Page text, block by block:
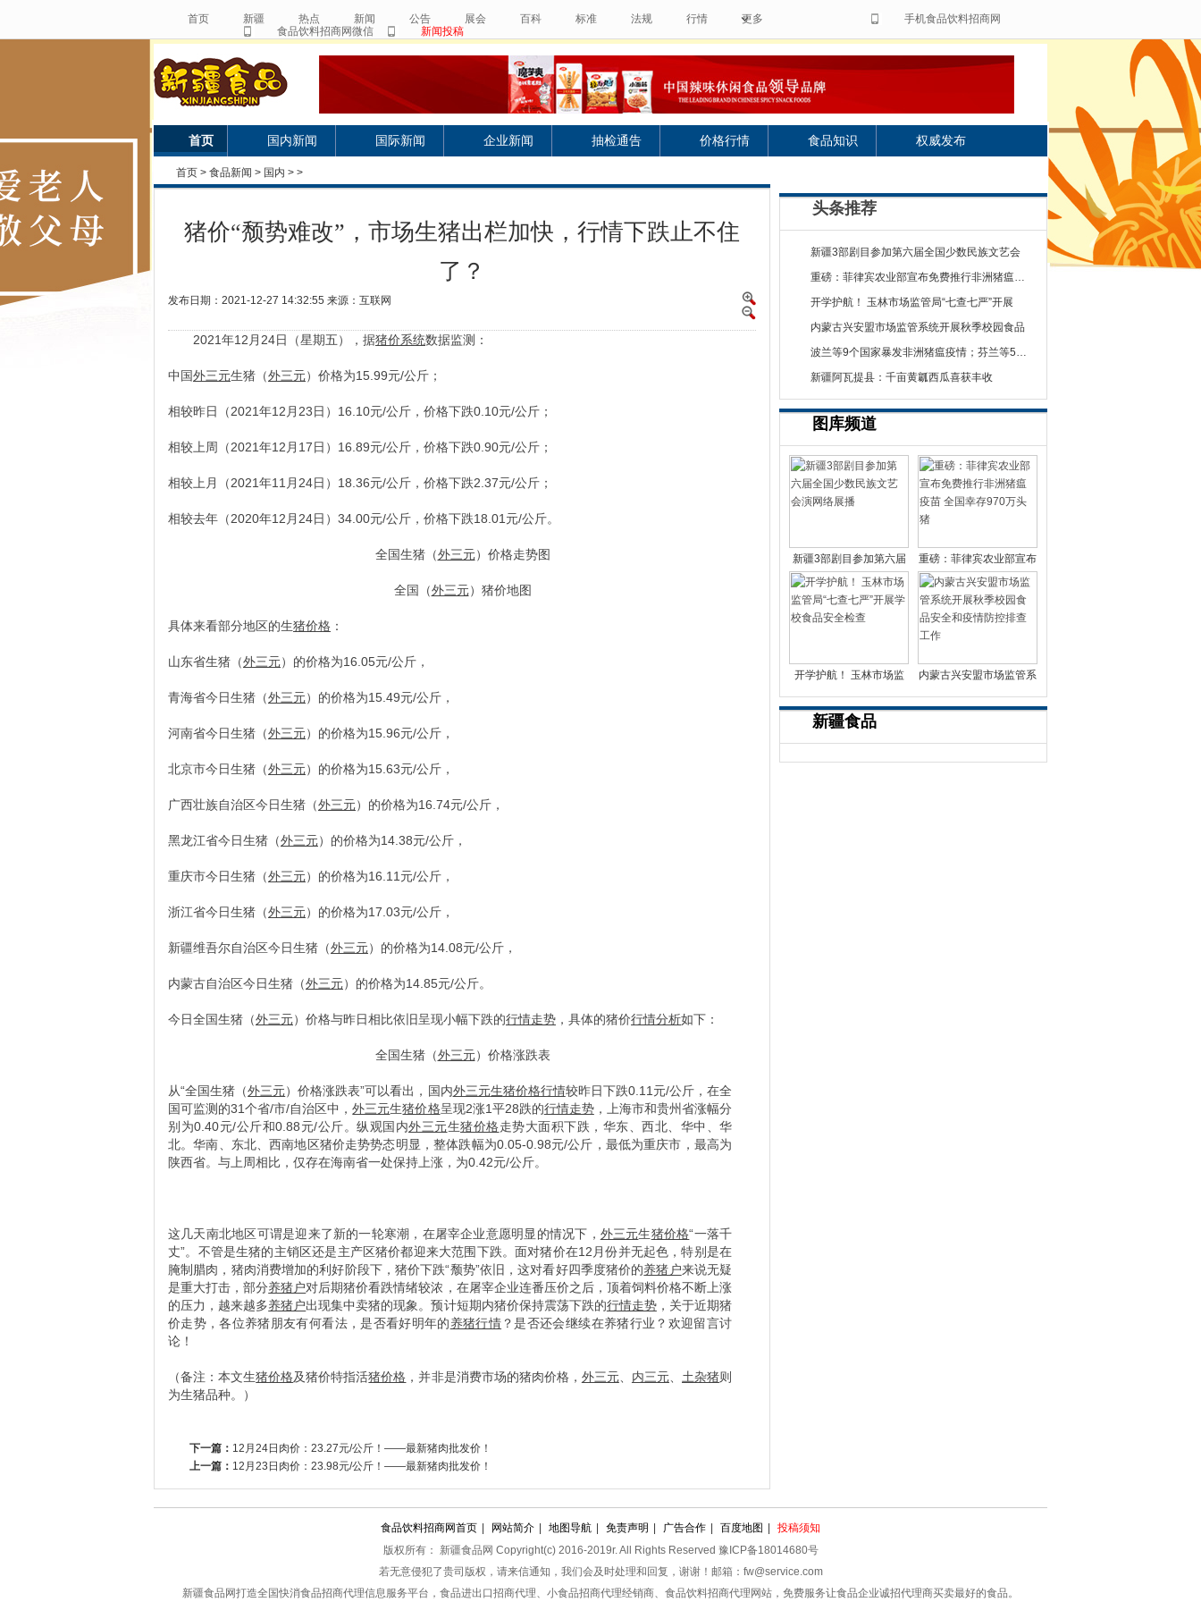
首页 新疆 热点 新闻 公告 展会 百科 标准 法规 行情 更多
手机食品饮料招商网
食品饮料招商网微信
新闻投稿
首页 国内新闻 国际新闻 企业新闻 抽检通告 价格行情 食品知识 权威发布
首页 > 食品新闻 > 国内 > >
猪价“颓势难改”，市场生猪出栏加快，行情下跌止不住
了？
发布日期：2021-12-27 14:32:55 来源：互联网
2021年12月24日（星期五），据猪价系统数据监测：
中国外三元生猪（外三元）价格为15.99元/公斤；
相较昨日（2021年12月23日）16.10元/公斤，价格下跌0.10元/公斤；
相较上周（2021年12月17日）16.89元/公斤，价格下跌0.90元/公斤；
相较上月（2021年11月24日）18.36元/公斤，价格下跌2.37元/公斤；
相较去年（2020年12月24日）34.00元/公斤，价格下跌18.01元/公斤。
全国生猪（外三元）价格走势图
全国（外三元）猪价地图
具体来看部分地区的生猪价格 ：
山东省生猪（外三元）的价格为16.05元/公斤，
青海省今日生猪（外三元）的价格为15.49元/公斤，
河南省今日生猪（外三元）的价格为15.96元/公斤，
北京市今日生猪（外三元）的价格为15.63元/公斤，
广西壮族自治区今日生猪（外三元）的价格为16.74元/公斤，
黑龙江省今日生猪（外三元）的价格为14.38元/公斤，
重庆市今日生猪（外三元）的价格为16.11元/公斤，
浙江省今日生猪（外三元）的价格为17.03元/公斤，
新疆维吾尔自治区今日生猪（外三元）的价格为14.08元/公斤，
内蒙古自治区今日生猪（外三元）的价格为14.85元/公斤。
今日全国生猪（外三元）价格与昨日相比依旧呈现小幅下跌的行情走势 ，具体的猪价行情分析如下：
全国生猪（外三元）价格涨跌表
从“全国生猪（外三元）价格涨跌表”可以看出，国内外三元生猪价格行情较昨日下跌0.11元/公斤，在全
国可监测的31个省/市/自治区中，外三元生猪价格呈现2涨1平28跌的行情走势，上海市和贵州省涨幅分
别为0.40元/公斤和0.88元/公斤。纵观国内外三元生猪价格走势大面积下跌，华东、西北、华中、华
北。华南、东北、西南地区猪价走势势态明显，整体跌幅为0.05-0.98元/公斤，最低为重庆市，最高为
陕西省。与上周相比，仅存在海南省一处保持上涨，为0.42元/公斤。
这几天南北地区可谓是迎来了新的一轮寒潮，在屠宰企业意愿明显的情况下， 外三元生猪价格“一落千
丈”。不管是生猪的主销区还是主产区猪价都迎来大范围下跌。面对猪价在12月份并无起色，特别是在
腌制腊肉，猪肉消费增加的利好阶段下，猪价下跌“颓势”依旧，这对看好四季度猪价的养猪户来说无疑
是重大打击，部分养猪户对后期猪价看跌情绪较浓，在屠宰企业连番压价之后，顶着饲料价格不断上涨
的压力，越来越多养猪户出现集中卖猪的现象。预计短期内猪价保持震荡下跌的行情走势，关于近期猪
价走势，各位养猪朋友有何看法，是否看好明年的养猪行情 ？是否还会继续在养猪行业？欢迎留言讨
论！
（备注：本文生猪价格及猪价特指活猪价格 ，并非是消费市场的猪肉价格， 外三元、 内三元、 土杂猪则
为生猪品种。）
下一篇： 12月24日肉价：23.27元/公斤！——最新猪肉批发价！
上一篇： 12月23日肉价：23.98元/公斤！——最新猪肉批发价！
头条推荐
新疆3部剧目参加第六届全国少数民族文艺会
重磅：菲律宾农业部宣布免费推行非洲猪瘟疫苗
开学护航！ 玉林市场监管局“七查七严”开展
内蒙古兴安盟市场监管系统开展秋季校园食品
波兰等9个国家暴发非洲猪瘟疫情；芬兰等5个国
新疆阿瓦提县：千亩黄瓤西瓜喜获丰收
图库频道
新疆3部剧目参加第六届
全国少数民族文艺会
重磅：菲律宾农业部宣布
免费推行非洲猪瘟疫苗
开学护航！ 玉林市场监
内蒙古兴安盟市场监管系
新疆食品
食品饮料招商网首页 网站简介 地图导航 免责声明 广告合作 百度地图
投稿须知
版权所有： 新疆食品网 Copyright(c) 2016-2019r. All Rights Reserved 豫ICP备18014680号
若无意侵犯了贵司版权，请来信通知，我们会及时处理和回复，谢谢！邮箱：fw@service.com
新疆食品网打造全国快消食品招商代理信息服务平台，食品进出口招商代理、小食品招商代理经销商、食品饮料招商代理网站，免费服务让食品企业诚招代理商买卖最好的食品。